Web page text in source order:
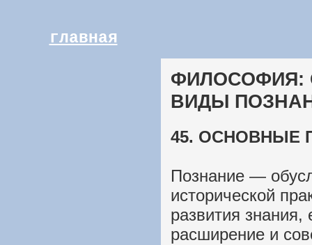
главная
ФИЛОСОФИЯ:
ВИДЫ
45. ОСНОВНЫЕ
Познание —
исторической
развития знания,
расширение и